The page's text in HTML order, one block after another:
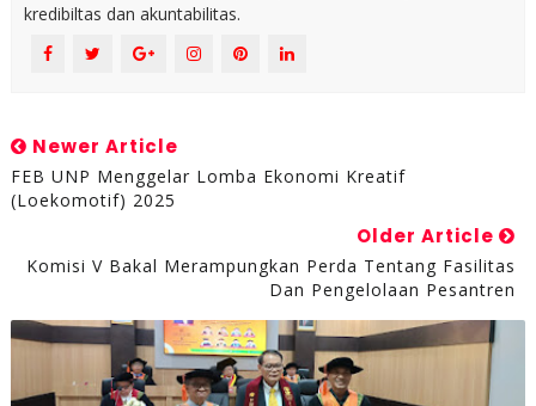
kredibiltas dan akuntabilitas.
Newer Article
FEB UNP Menggelar Lomba Ekonomi Kreatif
(Loekomotif) 2025
Older Article
Komisi V Bakal Merampungkan Perda Tentang Fasilitas
Dan Pengelolaan Pesantren